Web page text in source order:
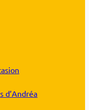
d’Andréa